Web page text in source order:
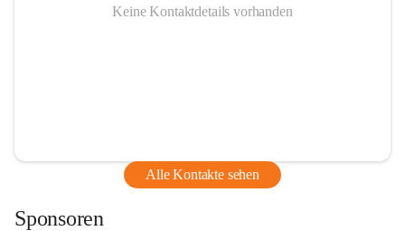
Keine Kontaktdetails vorhanden
Alle Kontakte sehen
Sponsoren